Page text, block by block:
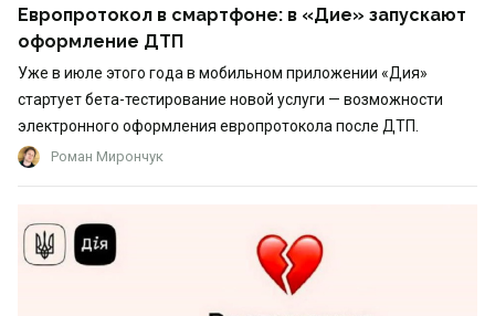
Европротокол в смартфоне: в «Дие» запускают
оформление ДТП
Уже в июле этого года в мобильном приложении «Дия»
стартует бета-тестирование новой услуги — возможности
электронного оформления европротокола после ДТП.
Роман Мирончук